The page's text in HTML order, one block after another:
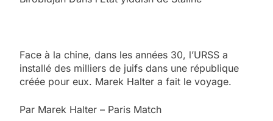
Face à la chine, dans les années 30, l’URSS a
installé des milliers de juifs dans une république
créée pour eux. Marek Halter a fait le voyage.
Par Marek Halter – Paris Match